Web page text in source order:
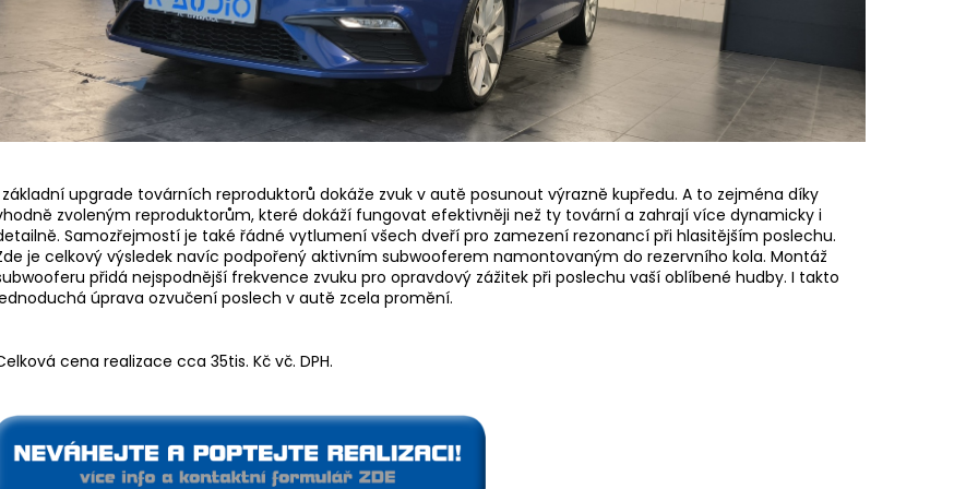
základní upgrade továrních reproduktorů dokáže zvuk v autě posunout výrazně kupředu. A to zejména díky
zvoleným reproduktorům, které dokáží fungovat efektivněji než ty tovární a zahrají více dynamicky i
Samozřejmostí je také řádné vytlumení všech dveří pro zamezení rezonancí při hlasitějším poslechu.
je celkový výsledek navíc podpořený aktivním subwooferem namontovaným do rezervního kola. Montáž
přidá nejspodnější frekvence zvuku pro opravdový zážitek při poslechu vaší oblíbené hudby. I takto
úprava ozvučení poslech v autě zcela promění.
cena realizace cca 35tis. Kč vč. DPH.